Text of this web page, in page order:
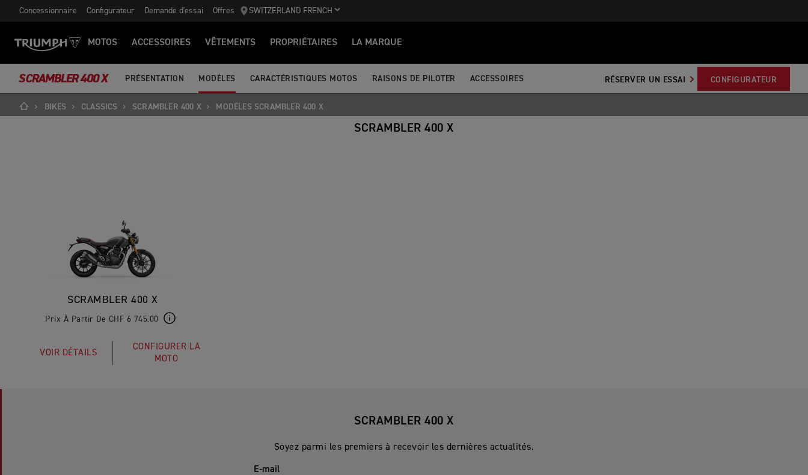
Concessionnaire Configurateur Demande d'essai Offres SWITZERLAND FRENCH
MOTOS ACCESSOIRES VÊTEMENTS PROPRIÉTAIRES LA MARQUE
SCRAMBLER 400 X PRÉSENTATION MODÈLES CARACTÉRISTIQUES MOTOS RAISONS DE PILOTER ACCESSOIRES RÉSERVER UN ESSAI CONFIGURATEUR
BIKES CLASSICS SCRAMBLER 400 X MODÈLES SCRAMBLER 400 X
SCRAMBLER 400 X
SCRAMBLER 400 X
Prix À Partir De CHF 6 745.00
VOIR DÉTAILS
CONFIGURER LA
MOTO
SCRAMBLER 400 X
Soyez parmi les premiers à recevoir les dernières actualités.
E-mail